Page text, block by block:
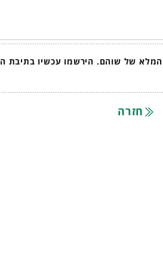
של שוהם. הירשמו עכשיו
חזרה